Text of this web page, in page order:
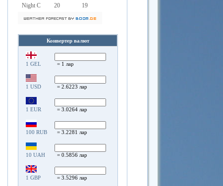
Night C
20 19
Конвертер валют
1 GEL = 1 лар
1 USD = 2.6223 лар
1 EUR = 3.0264 лар
100 RUB = 3.2281 лар
10 UAH = 0.5856 лар
1 GBP = 3.5296 лар